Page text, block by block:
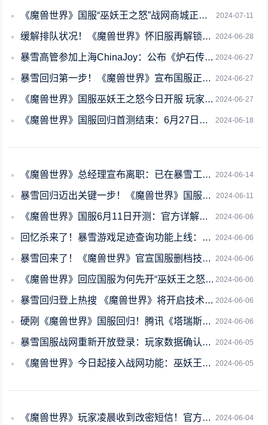
2024-07-11
《魔兽世界》国服“巫妖王之怒”战网商城正式开放：可购买888元礼包
2024-06-28
缓解排队状况！《魔兽世界》怀旧服再解锁两个服务器
2024-06-27
暴雪高管参加上海ChinaJoy：公布《炉石传说》国服上线时间
2024-06-27
暴雪回归第一步！《魔兽世界》宣布国服正式服8月1日开启
2024-06-27
《魔兽世界》国服巫妖王之怒今日开服 玩家吐槽熬了一夜进不去服务器
2024-06-18
《魔兽世界》国服回归首测结束：6月27日公布开服时间
2024-06-14
《魔兽世界》总经理宣布离职：已在暴雪工作12年
2024-06-11
暴雪回归迈出关键一步！《魔兽世界》国服今日开启删档技术测试
2024-06-06
《魔兽世界》国服6月11日开测：官方详解战网、游戏客户端下载安装步骤
2024-06-06
回忆杀来了！暴雪游戏足迹查询功能上线：看看你玩的第一款游戏
2024-06-06
暴雪回来了！《魔兽世界》官宣国服删档技术测试6月11日开启：不限号
2024-06-06
《魔兽世界》回应国服为何先开“巫妖王之怒”：准备时间比正式服快
2024-06-06
暴雪回归登上热搜 《魔兽世界》将开启技术测试：玩家吐槽真是没啥好活了
2024-06-06
硬刚《魔兽世界》国服回归！腾讯《塔瑞斯世界》反向跳票至6月12日上线
2024-06-05
暴雪国服战网重新开放登录：玩家数据确认保留 明天公布回归消息
2024-06-05
《魔兽世界》今日起接入战网功能：巫妖王之怒怀旧服率先开服
2024-06-04
《魔兽世界》玩家凌晨收到改密短信！官方道歉：恢复战网时误触发